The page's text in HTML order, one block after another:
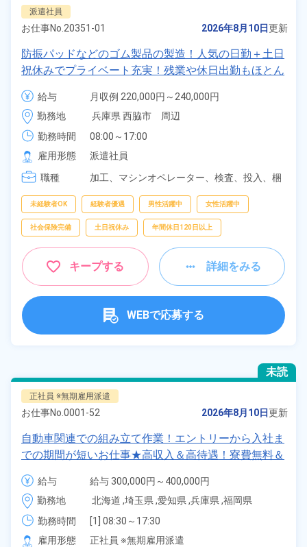
派遣社員
お仕事No. 20351-01 2026年8月10日更新
防振パッドなどのゴム製品の製造！人気の日勤＋土日
祝休みでプライベート充実！残業や休日出勤もほとん
どなし！正社員登用制度あり！日払い制度あり！食堂
完備！《兵庫県西脇市》
給与
月収例 220,000円～240,000円
時給 1,400円～1,400円
勤務地
兵庫県 西脇市　周辺
勤務時間
08:00～17:00
雇用形態
派遣社員
職種
加工、 マシンオペレーター、 検査、 投入、 梱
未経験者OK 経験者優遇 男性活躍中 女性活躍中
社会保険完備 土日祝休み 年間休日120日以上
キープする 詳細をみる
WEBで応募する
未読
正社員 ※無期雇用派遣
お仕事No. 0001-52 2026年8月10日更新
自動車関連での組み立て作業！エントリーから入社ま
での期間が短いお仕事★高収入＆高待遇！寮費無料＆
ワンルーム寮完備！《勤務地：全国各地》
給与
給与 300,000円～400,000円
勤務地
北海道 ,埼玉県 ,愛知県 ,兵庫県 ,福岡県
勤務時間
[1] 08:30～17:30
[2] 20:30～05:30
雇用形態
正社員 ※無期雇用派遣